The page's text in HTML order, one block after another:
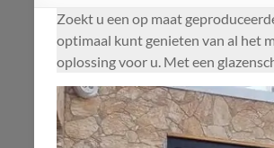
Zoekt u een op maat
optimaal kunt genieten van al het
oplossing voor u. Met een